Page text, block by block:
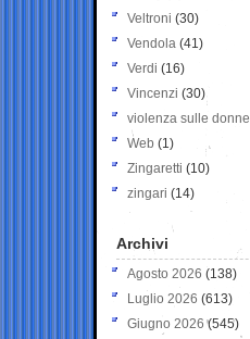
Veltroni (30)
Vendola (41)
Verdi (16)
Vincenzi (30)
violenza sulle donne
Web (1)
Zingaretti (10)
zingari (14)
Archivi
Agosto 2026 (138)
Luglio 2026 (613)
Giugno 2026 (545)